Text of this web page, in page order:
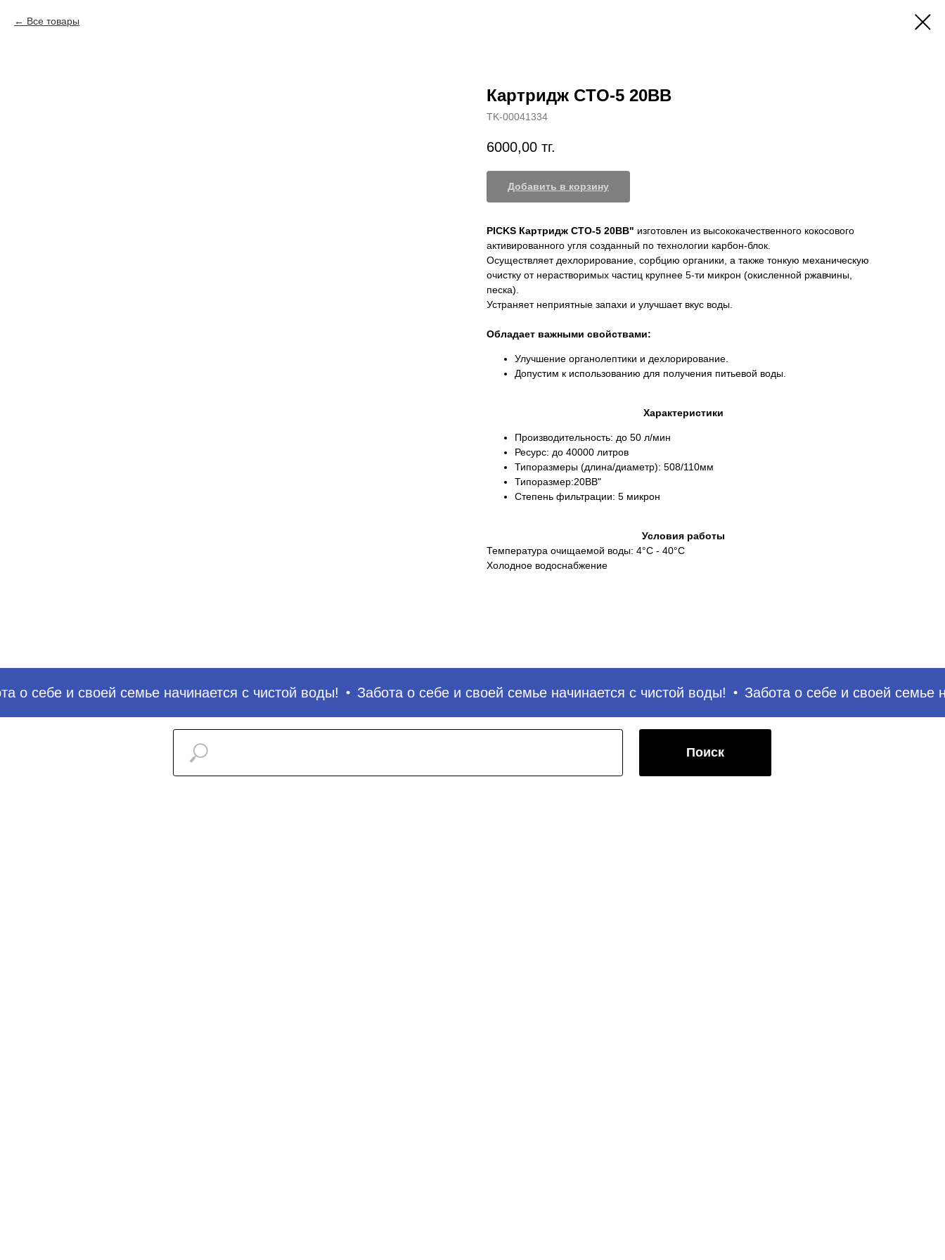
Все товары
Картридж СTO-5 20BB
TK-00041334
6000,00 тг.
Добавить в корзину
PICKS Картридж CTO-5 20ВВ" изготовлен из высококачественного кокосового
активированного угля созданный по технологии карбон-блок.
Осуществляет дехлорирование, сорбцию органики, а также тонкую механическую
очистку от нерастворимых частиц крупнее 5-ти микрон (окисленной ржавчины,
песка).
Устраняет неприятные запахи и улучшает вкус воды.
Обладает важными свойствами:
Улучшение органолептики и дехлорирование.
Допустим к использованию для получения питьевой воды.
Характеристики
Производительность: до 50 л/мин
Ресурс: до 40000 литров
Типоразмеры (длина/диаметр): 508/110мм
Типоразмер:20BB"
Степень фильтрации: 5 микрон
Условия работы
Температура очищаемой воды: 4°С - 40°С
Холодное водоснабжение
о себе и своей семье начинается с чистой воды! Забота о себе и своей семье начинается с чистой воды! Забота о себе и своей семье
Поиск